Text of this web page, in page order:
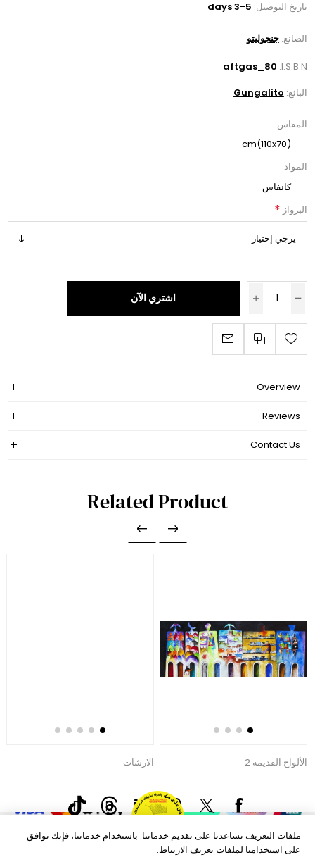
تاريخ التوصيل: 3-5 days
الصانع: جنجوليتو
I.S.B.N:
aftgas_80
البائع: Gungalito
المقاس
(110x70)cm
المواد
كانفاس
البرواز *
اشتري الآن
Overview
Reviews
Contact Us
Related Product
الألواح القديمة 2
الارشات
معلومات
خدمة العملاء
Powered by
nopCommerce حقوق الطبع والنشر © 2026 Aftags. جميع الحقوق محفوظة.
ملفات التعريف تساعدنا على تقديم خدماتنا. باستخدام خدماتنا، فإنك توافق
على استخدامنا لملفات تعريف الارتباط.